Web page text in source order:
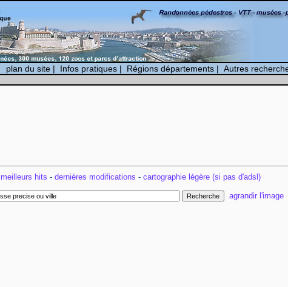
plan du site| Infos pratiques| Régions départements| Autres
meilleurs hits - dernières modifications - cartographie légère (si pas d'adsl)
agrandir l'image